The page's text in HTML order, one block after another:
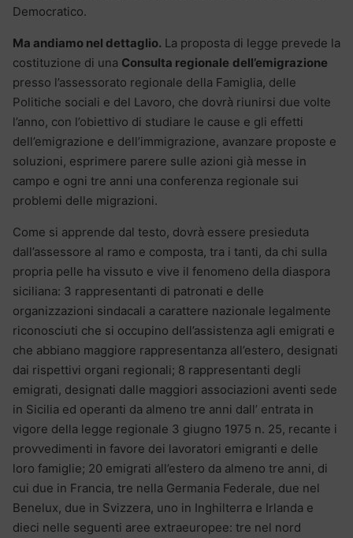
Democratico.
Ma andiamo nel dettaglio. La proposta di legge prevede la
costituzione di una Consulta regionale dell’emigrazione
presso l’assessorato regionale della Famiglia, delle
Politiche sociali e del Lavoro, che dovrà riunirsi due volte
l’anno, con l’obiettivo di studiare le cause e gli effetti
dell’emigrazione e dell’immigrazione, avanzare proposte e
soluzioni, esprimere parere sulle azioni già messe in
campo e ogni tre anni una conferenza regionale sui
problemi delle migrazioni.
Come si apprende dal testo, dovrà essere presieduta
dall’assessore al ramo e composta, tra i tanti, da chi sulla
propria pelle ha vissuto e vive il fenomeno della diaspora
siciliana: 3 rappresentanti di patronati e delle
organizzazioni sindacali a carattere nazionale legalmente
riconosciuti che si occupino dell’assistenza agli emigrati e
che abbiano maggiore rappresentanza all’estero, designati
dai rispettivi organi regionali; 8 rappresentanti degli
emigrati, designati dalle maggiori associazioni aventi sede
in Sicilia ed operanti da almeno tre anni dall’ entrata in
vigore della legge regionale 3 giugno 1975 n. 25, recante i
provvedimenti in favore dei lavoratori emigranti e delle
loro famiglie; 20 emigrati all’estero da almeno tre anni, di
cui due in Francia, tre nella Germania Federale, due nel
Benelux, due in Svizzera, uno in Inghilterra e Irlanda e
dieci nelle seguenti aree extraeuropee: tre nel nord